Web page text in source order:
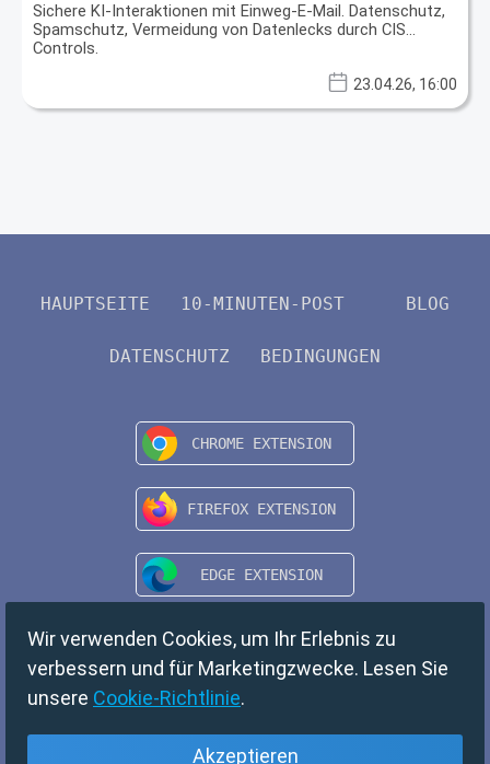
Sichere KI-Interaktionen mit Einweg-E-Mail. Datenschutz,
Spamschutz, Vermeidung von Datenlecks durch CIS
Controls.
23.04.26, 16:00
HAUPTSEITE 10-MINUTEN-POST BLOG
DATENSCHUTZ BEDINGUNGEN
Wir verwenden Cookies, um Ihr Erlebnis zu
verbessern und für Marketingzwecke. Lesen Sie
unsere Cookie-Richtlinie.
Akzeptieren